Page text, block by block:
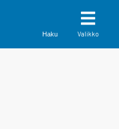
Haku Valikko